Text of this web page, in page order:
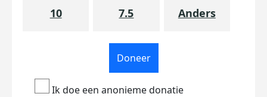
10 7.5 Anders
Doneer
Ik doe een anonieme donatie